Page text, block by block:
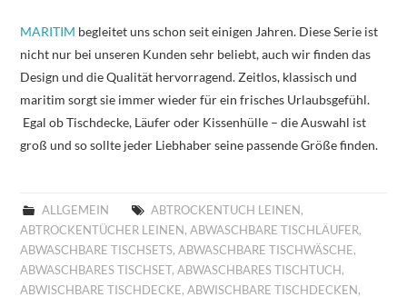
MARITIM begleitet uns schon seit einigen Jahren. Diese Serie ist
nicht nur bei unseren Kunden sehr beliebt, auch wir finden das
Design und die Qualität hervorragend. Zeitlos, klassisch und
maritim sorgt sie immer wieder für ein frisches Urlaubsgefühl.
Egal ob Tischdecke, Läufer oder Kissenhülle – die Auswahl ist
groß und so sollte jeder Liebhaber seine passende Größe finden.
ALLGEMEIN ABTROCKENTUCH LEINEN ,
ABTROCKENTÜCHER LEINEN ,ABWASCHBARE TISCHLÄUFER,
ABWASCHBARE TISCHSETS,ABWASCHBARE TISCHWÄSCHE,
ABWASCHBARES TISCHSET,ABWASCHBARES TISCHTUCH ,
ABWISCHBARE TISCHDECKE,ABWISCHBARE TISCHDECKEN ,